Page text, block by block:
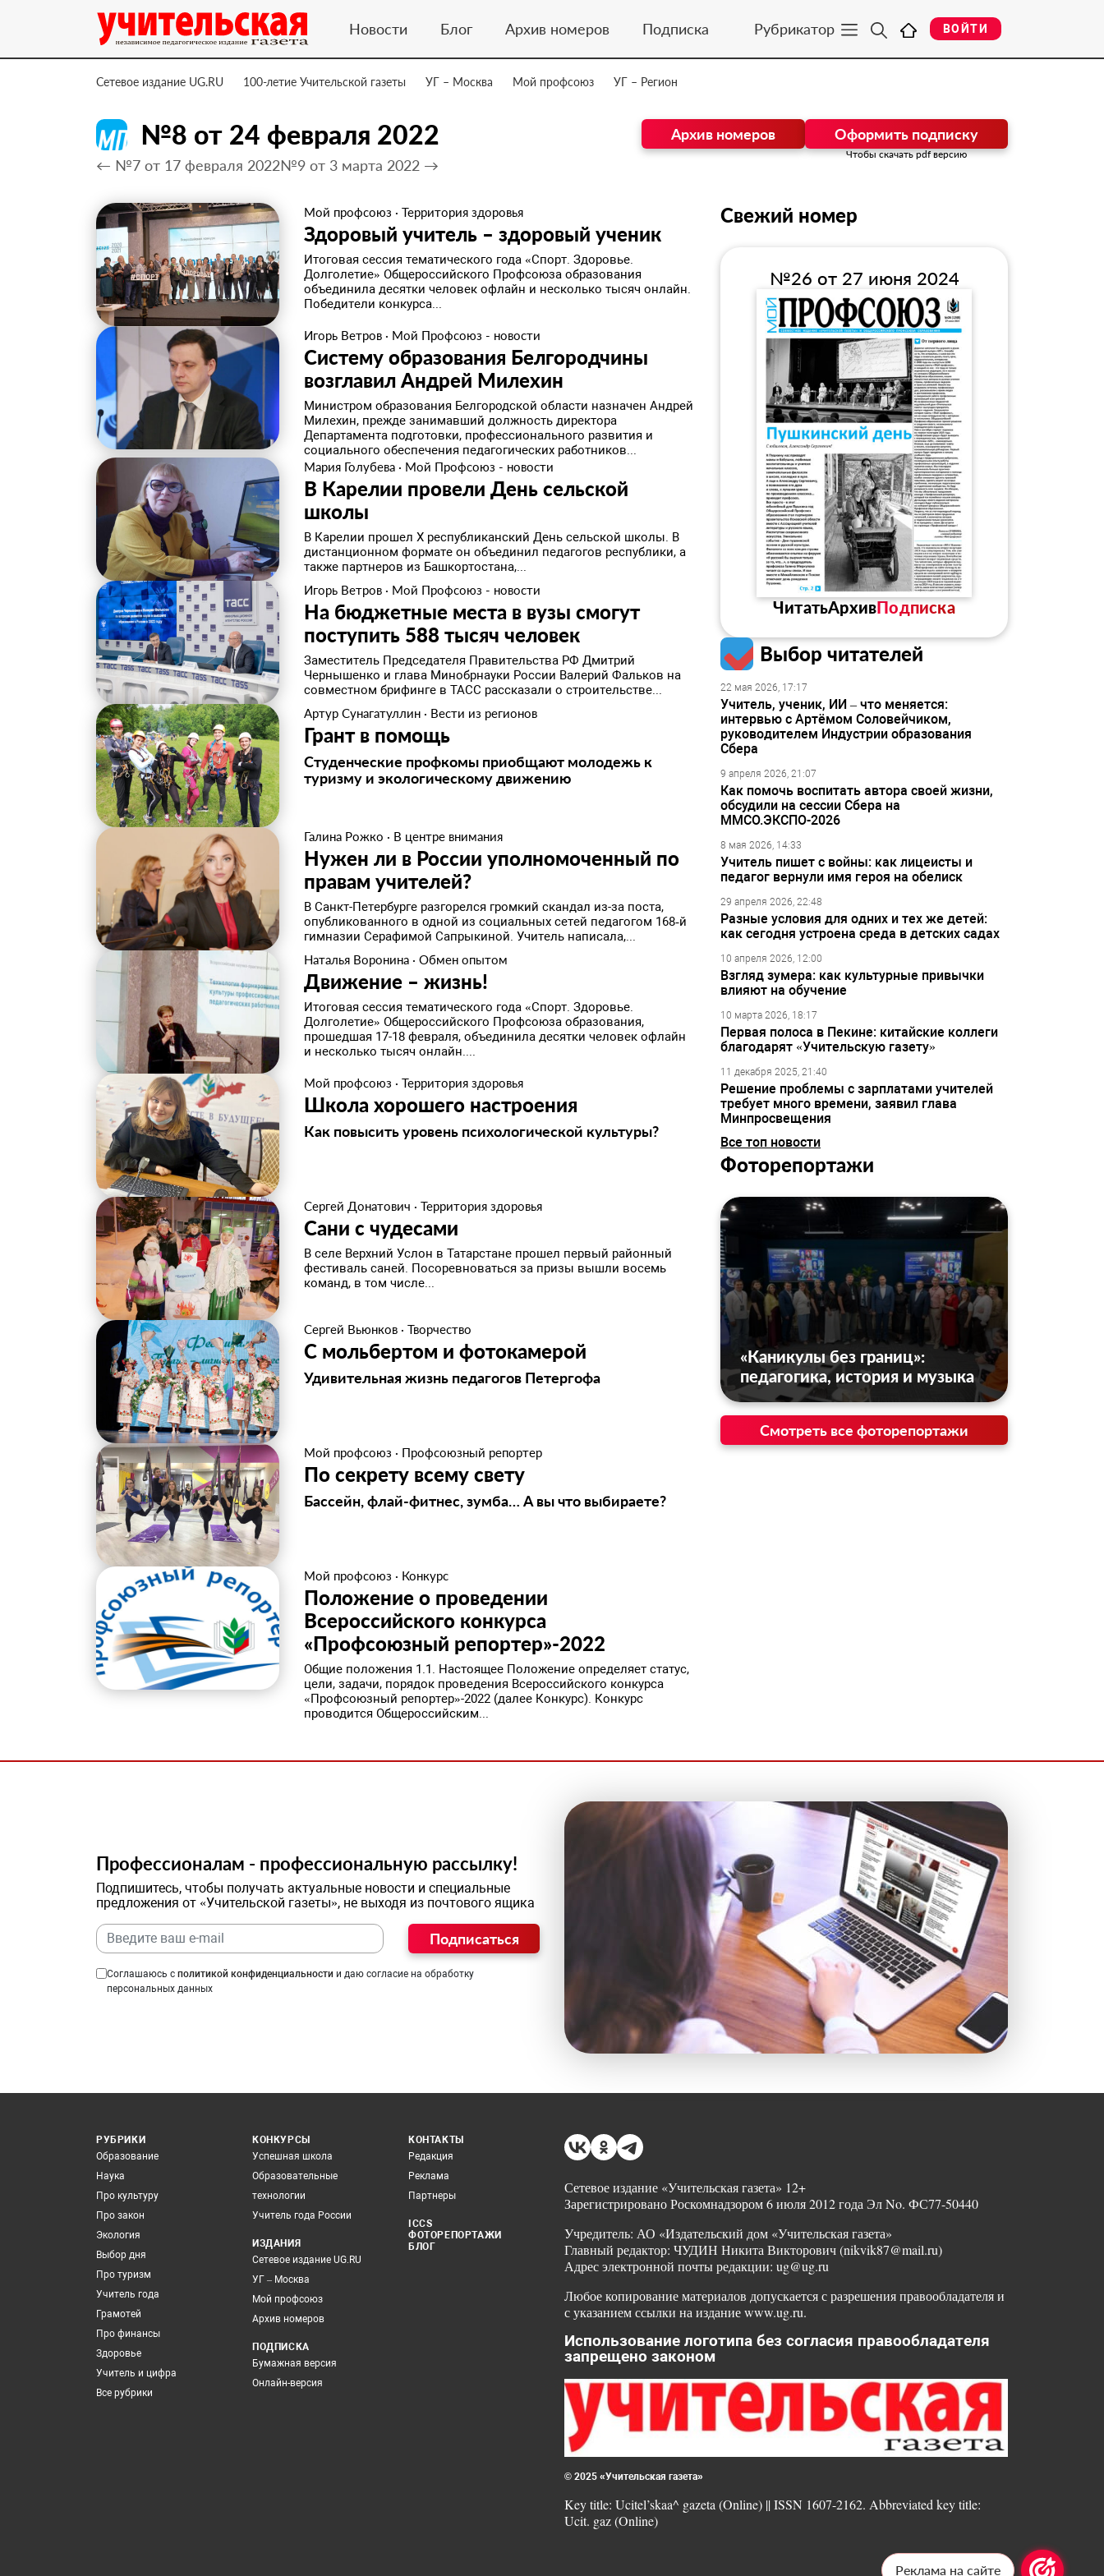
Новости Блог Архив номеров Подписка Рубрикатор ВОЙТИ
Сетевое издание UG.RU 100-летие Учительской газеты УГ – Москва Мой профсоюз УГ – Регион
№8 от 24 февраля 2022
← №7 от 17 февраля 2022№9 от 3 марта 2022 →
Архив номеров Оформить подписку
Чтобы скачать pdf версию
Мой профсоюз · Территория здоровья
Здоровый учитель – здоровый ученик
Итоговая сессия тематического года «Спорт. Здоровье.
Долголетие» Общероссийского Профсоюза образования
объединила десятки человек офлайн и несколько тысяч онлайн.
Победители конкурса...
Игорь Ветров · Мой Профсоюз - новости
Систему образования Белгородчины
возглавил Андрей Милехин
Министром образования Белгородской области назначен Андрей
Милехин, прежде занимавший должность директора
Департамента подготовки, профессионального развития и
социального обеспечения педагогических работников...
Мария Голубева · Мой Профсоюз - новости
В Карелии провели День сельской
школы
В Карелии прошел X республиканский День сельской школы. В
дистанционном формате он объединил педагогов республики, а
также партнеров из Башкортостана,...
Игорь Ветров · Мой Профсоюз - новости
На бюджетные места в вузы смогут
поступить 588 тысяч человек
Заместитель Председателя Правительства РФ Дмитрий
Чернышенко и глава Минобрнауки России Валерий Фальков на
совместном брифинге в ТАСС рассказали о строительстве...
Артур Сунагатуллин · Вести из регионов
Грант в помощь
Студенческие профкомы приобщают молодежь к
туризму и экологическому движению
Галина Рожко · В центре внимания
Нужен ли в России уполномоченный по
правам учителей?
В Санкт-Петербурге разгорелся громкий скандал из-за поста,
опубликованного в одной из социальных сетей педагогом 168‑й
гимназии Серафимой Сапрыкиной. Учитель написала,...
Наталья Воронина · Обмен опытом
Движение – жизнь!
Итоговая сессия тематического года «Спорт. Здоровье.
Долголетие» Общероссийского Профсоюза образования,
прошедшая 17-18 февраля, объединила десятки человек офлайн
и несколько тысяч онлайн....
Мой профсоюз · Территория здоровья
Школа хорошего настроения
Как повысить уровень психологической культуры?
Сергей Донатович · Территория здоровья
Сани с чудесами
В селе Верхний Услон в Татарстане прошел первый районный
фестиваль саней. Посоревноваться за призы вышли восемь
команд, в том числе...
Сергей Вьюнков · Творчество
С мольбертом и фотокамерой
Удивительная жизнь педагогов Петергофа
Мой профсоюз · Профсоюзный репортер
По секрету всему свету
Бассейн, флай-фитнес, зумба… А вы что выбираете?
Мой профсоюз · Конкурс
Положение о проведении
Всероссийского конкурса
«Профсоюзный репортер»-2022
Общие положения 1.1. Настоящее Положение определяет статус,
цели, задачи, порядок проведения Всероссийского конкурса
«Профсоюзный репортер»-2022 (далее Конкурс). Конкурс
проводится Общероссийским...
Свежий номер
№26 от 27 июня 2024
ЧитатьАрхивПодписка
Выбор читателей
22 мая 2026, 17:17
Учитель, ученик, ИИ – что меняется:
интервью с Артёмом Соловейчиком,
руководителем Индустрии образования
Сбера
9 апреля 2026, 21:07
Как помочь воспитать автора своей жизни,
обсудили на сессии Сбера на
ММСО.ЭКСПО-2026
8 мая 2026, 14:33
Учитель пишет с войны: как лицеисты и
педагог вернули имя героя на обелиск
29 апреля 2026, 22:48
Разные условия для одних и тех же детей:
как сегодня устроена среда в детских садах
10 апреля 2026, 12:00
Взгляд зумера: как культурные привычки
влияют на обучение
10 марта 2026, 18:17
Первая полоса в Пекине: китайские коллеги
благодарят «Учительскую газету»
11 декабря 2025, 21:40
Решение проблемы с зарплатами учителей
требует много времени, заявил глава
Минпросвещения
Все топ новости
Фоторепортажи
«Каникулы без границ»:
педагогика, история и музыка
Смотреть все фоторепортажи
Профессионалам - профессиональную рассылку!
Подпишитесь, чтобы получать актуальные новости и специальные
предложения от «Учительской газеты», не выходя из почтового ящика
Подписаться
Соглашаюсь с политикой конфиденциальности и даю согласие на обработку
персональных данных
РУБРИКИ
Образование
Наука
Про культуру
Про закон
Экология
Выбор дня
Про туризм
Учитель года
Грамотей
Про финансы
Здоровье
Учитель и цифра
Все рубрики
КОНКУРСЫ
Успешная школа
Образовательные
технологии
Учитель года России
ИЗДАНИЯ
Сетевое издание UG.RU
УГ – Москва
Мой профсоюз
Архив номеров
ПОДПИСКА
Бумажная версия
Онлайн-версия
КОНТАКТЫ
Редакция
Реклама
Партнеры
ICCS
ФОТОРЕПОРТАЖИ
БЛОГ
Сетевое издание «Учительская газета» 12+
Зарегистрировано Роскомнадзором 6 июля 2012 года Эл No. ФС77-50440
Учредитель: АО «Издательский дом «Учительская газета»
Главный редактор: ЧУДИН Никита Викторович (nikvik87@mail.ru)
Адрес электронной почты редакции: ug@ug.ru
Любое копирование материалов допускается с разрешения правообладателя и
с указанием ссылки на издание www.ug.ru.
Использование логотипа без согласия правообладателя
запрещено законом
© 2025 «Учительская газета»
Key title: Ucitel’skaa^ gazeta (Online) || ISSN 1607-2162. Abbreviated key title:
Ucit. gaz (Online)
Реклама на сайте